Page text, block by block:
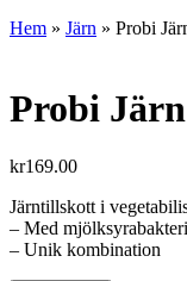
Hem » Järn » Probi
Probi Järn
kr169.00
Järntillskott i
– Med
– Unik kombination